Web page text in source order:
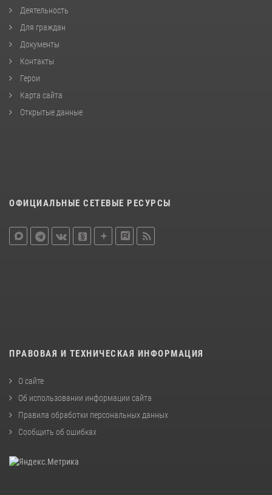
Деятельность
Для граждан
Документы
Контакты
Герои
Карта сайта
Открытые данные
ОФИЦИАЛЬНЫЕ СЕТЕВЫЕ РЕСУРСЫ
ПРАВОВАЯ И ТЕХНИЧЕСКАЯ ИНФОРМАЦИЯ
О сайте
Об использовании информации сайта
Правила обработки персональных данных
Сообщить об ошибках